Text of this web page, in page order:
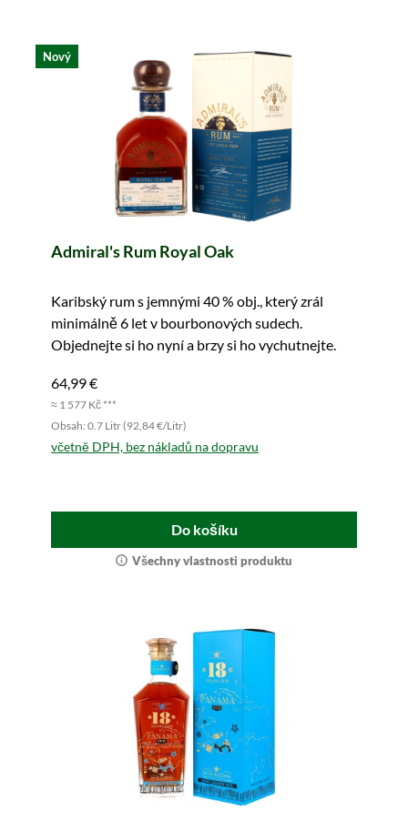
Nový
Admiral's Rum Royal Oak
Karibský rum s jemnými 40 % obj., který zrál
minimálně 6 let v bourbonových sudech.
Objednejte si ho nyní a brzy si ho vychutnejte.
64,99 €
≈ 1 577 Kč ***
Obsah: 0.7 Litr (92,84 €/Litr)
včetně DPH, bez nákladů na dopravu
Do košíku
Všechny vlastnosti produktu